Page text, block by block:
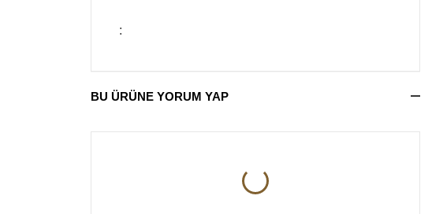
:
BU ÜRÜNE YORUM YAP